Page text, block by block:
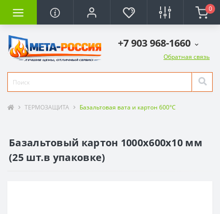
0
+7 903 968-1660
Обратная связь
ТЕРМОЗАЩИТА Базальтовая вата и картон 600°C
Базальтовый картон 1000х600х10 мм
(25 шт.в упаковке)